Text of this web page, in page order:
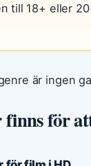
till 18+ eller
är ingen
för